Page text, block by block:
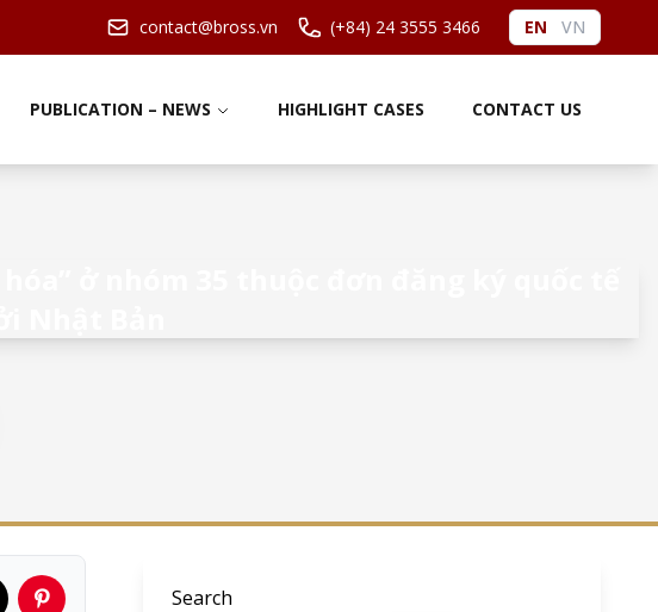
contact@bross.vn (+84) 24 3555 3466 EN VN
PUBLICATION – NEWS HIGHLIGHT CASES CONTACT US
Search